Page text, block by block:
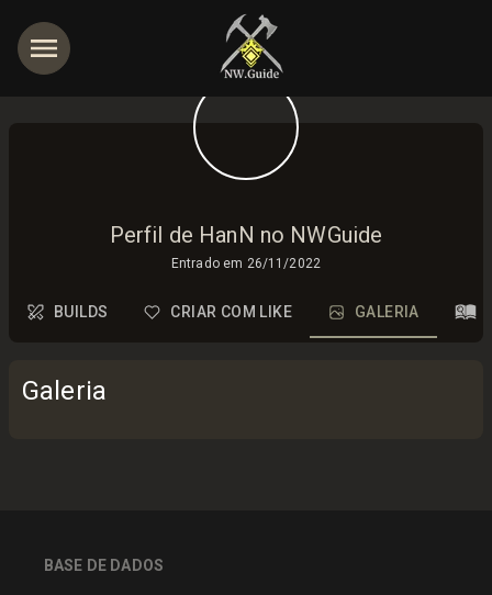
Perfil de HanN no NWGuide
Entrado em 26/11/2022
BUILDS CRIAR COM LIKE GALERIA
Galeria
BASE DE DADOS